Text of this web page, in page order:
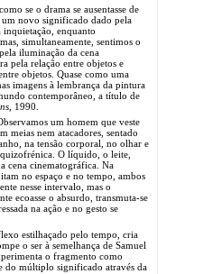
se o drama se ausentasse de
um novo significado dado pela
inquietação, enquanto
simultaneamente, sentimos o
iluminação da cena
pela relação entre objetos e
objetos. Quase como uma
imagens à lembrança da pintura
contemporâneo, a título de
, 1990.
um homem que veste
meias nem atacadores, sentado
na tensão corporal, no olhar e
O líquido, o leite,
cena cinematográfica. Na
no espaço e no tempo, ambos
nesse intervalo, mas o
ecoasse o absurdo, transmuta-se
na ação e no gesto se
estilhaçado pelo tempo, cria
o ser à semelhança de Samuel
o fragmento como
do múltiplo significado através da